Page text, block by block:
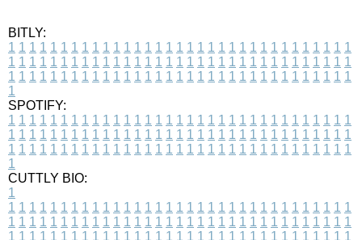
BITLY:
1 1 1 1 1 1 1 1 1 1 1 1 1 1 1 1 1 1 1 1 1 1 1 1 1 1 1 1 1 1 1 1 1
1 1 1 1 1 1 1 1 1 1 1 1 1 1 1 1 1 1 1 1 1 1 1 1 1 1 1 1 1 1 1 1 1
1 1 1 1 1 1 1 1 1 1 1 1 1 1 1 1 1 1 1 1 1 1 1 1 1 1 1 1 1 1 1 1 1
1
SPOTIFY:
1 1 1 1 1 1 1 1 1 1 1 1 1 1 1 1 1 1 1 1 1 1 1 1 1 1 1 1 1 1 1 1 1
1 1 1 1 1 1 1 1 1 1 1 1 1 1 1 1 1 1 1 1 1 1 1 1 1 1 1 1 1 1 1 1 1
1 1 1 1 1 1 1 1 1 1 1 1 1 1 1 1 1 1 1 1 1 1 1 1 1 1 1 1 1 1 1 1 1
1
CUTTLY BIO:
1
1 1 1 1 1 1 1 1 1 1 1 1 1 1 1 1 1 1 1 1 1 1 1 1 1 1 1 1 1 1 1 1 1
1 1 1 1 1 1 1 1 1 1 1 1 1 1 1 1 1 1 1 1 1 1 1 1 1 1 1 1 1 1 1 1 1
1 1 1 1 1 1 1 1 1 1 1 1 1 1 1 1 1 1 1 1 1 1 1 1 1 1 1 1 1 1 1 1 1